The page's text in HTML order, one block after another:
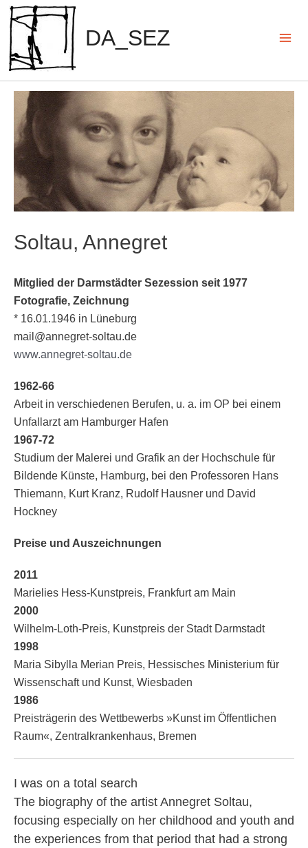
Zum
Inhalt
springen
DA_SEZ
Soltau, Annegret
Mitglied der Darmstädter Sezession seit 1977
Fotografie, Zeichnung
* 16.01.1946 in Lüneburg
mail@annegret-soltau.de
www.annegret-soltau.de
1962-66
Arbeit in verschiedenen Berufen, u. a. im OP bei einem
Unfallarzt am Hamburger Hafen
1967-72
Studium der Malerei und Grafik an der Hochschule für
Bildende Künste, Hamburg, bei den Professoren Hans
Thiemann, Kurt Kranz, Rudolf Hausner und David
Hockney
Preise und Auszeichnungen
2011
Marielies Hess-Kunstpreis, Frankfurt am Main
2000
Wilhelm-Loth-Preis, Kunstpreis der Stadt Darmstadt
1998
Maria Sibylla Merian Preis, Hessisches Ministerium für
Wissenschaft und Kunst, Wiesbaden
1986
Preisträgerin des Wettbewerbs »Kunst im Öffentlichen
Raum«, Zentralkrankenhaus, Bremen
I was on a total search
The biography of the artist Annegret Soltau,
focusing especially on her childhood and youth and
the experiences from that period that had a strong